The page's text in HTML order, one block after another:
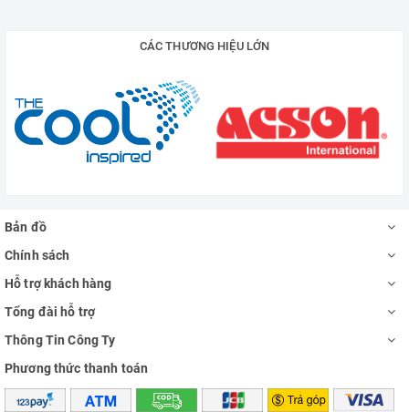
CÁC THƯƠNG HIỆU LỚN
Bản đồ
Chính sách
Hỗ trợ khách hàng
Tổng đài hỗ trợ
Thông Tin Công Ty
Phương thức thanh toán